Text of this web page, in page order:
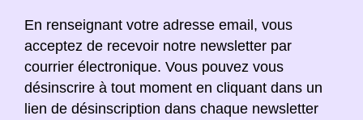
En renseignant votre adresse email, vous
acceptez de recevoir notre newsletter par
courrier électronique. Vous pouvez vous
désinscrire à tout moment en cliquant dans un
lien de désinscription dans chaque newsletter